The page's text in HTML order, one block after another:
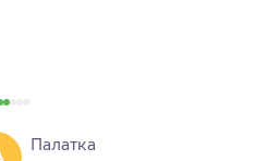
Палатка